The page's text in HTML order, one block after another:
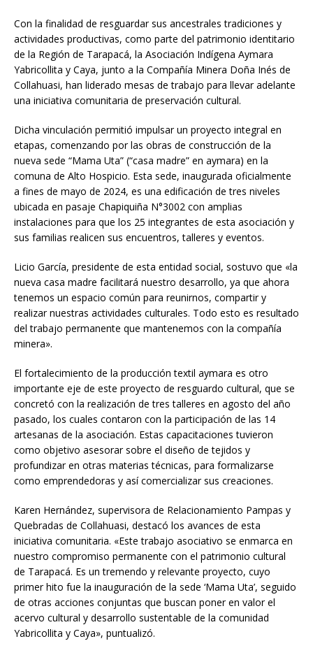
Con la finalidad de resguardar sus ancestrales tradiciones y
actividades productivas, como parte del patrimonio identitario
de la Región de Tarapacá, la Asociación Indígena Aymara
Yabricollita y Caya, junto a la Compañía Minera Doña Inés de
Collahuasi, han liderado mesas de trabajo para llevar adelante
una iniciativa comunitaria de preservación cultural.
Dicha vinculación permitió impulsar un proyecto integral en
etapas, comenzando por las obras de construcción de la
nueva sede “Mama Uta” (“casa madre” en aymara) en la
comuna de Alto Hospicio. Esta sede, inaugurada oficialmente
a fines de mayo de 2024, es una edificación de tres niveles
ubicada en pasaje Chapiquiña N°3002 con amplias
instalaciones para que los 25 integrantes de esta asociación y
sus familias realicen sus encuentros, talleres y eventos.
Licio García, presidente de esta entidad social, sostuvo que «la
nueva casa madre facilitará nuestro desarrollo, ya que ahora
tenemos un espacio común para reunirnos, compartir y
realizar nuestras actividades culturales. Todo esto es resultado
del trabajo permanente que mantenemos con la compañía
minera».
El fortalecimiento de la producción textil aymara es otro
importante eje de este proyecto de resguardo cultural, que se
concretó con la realización de tres talleres en agosto del año
pasado, los cuales contaron con la participación de las 14
artesanas de la asociación. Estas capacitaciones tuvieron
como objetivo asesorar sobre el diseño de tejidos y
profundizar en otras materias técnicas, para formalizarse
como emprendedoras y así comercializar sus creaciones.
Karen Hernández, supervisora de Relacionamiento Pampas y
Quebradas de Collahuasi, destacó los avances de esta
iniciativa comunitaria. «Este trabajo asociativo se enmarca en
nuestro compromiso permanente con el patrimonio cultural
de Tarapacá. Es un tremendo y relevante proyecto, cuyo
primer hito fue la inauguración de la sede ‘Mama Uta’, seguido
de otras acciones conjuntas que buscan poner en valor el
acervo cultural y desarrollo sustentable de la comunidad
Yabricollita y Caya», puntualizó.